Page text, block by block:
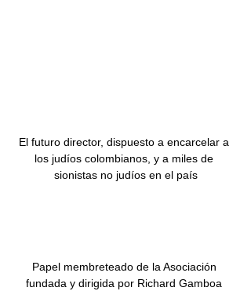
El futuro director, dispuesto a encarcelar a
los judíos colombianos, y a miles de
sionistas no judíos en el país
Papel membreteado de la Asociación
fundada y dirigida por Richard Gamboa